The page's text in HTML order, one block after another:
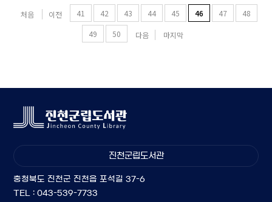
처음 이전 41 42 43 44 45 46 47
48
49
50 다음 마지막
진천군립도서관
충청북도 진천군 진천읍 포석길 37-6
TEL : 043-539-7733